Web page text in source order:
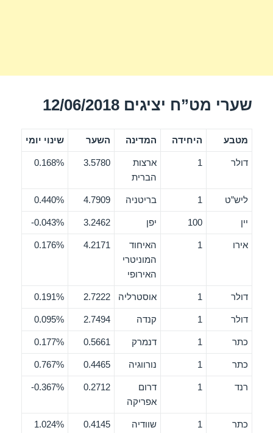
שערי מט”ח יציגים 12/06/2018
מטבע היחידה המדינה השער שינוי יומי
דולר 1
ארצות
הברית
3.5780
0.168%
ליש”ט 1 בריטניה 4.7909
0.440%
יין 100 יפן 3.2462
0.043%-
אירו 1
האיחוד
המוניטרי
האירופי
4.2171
0.176%
דולר 1 אוסטרליה 2.7222
0.191%
דולר 1 קנדה 2.7494
0.095%
כתר 1 דנמרק 0.5661
0.177%
כתר 1 נורווגיה 0.4465
0.767%
רנד 1
דרום
אפריקה
0.2712
0.367%-
כתר 1 שוודיה 0.4145
1.024%